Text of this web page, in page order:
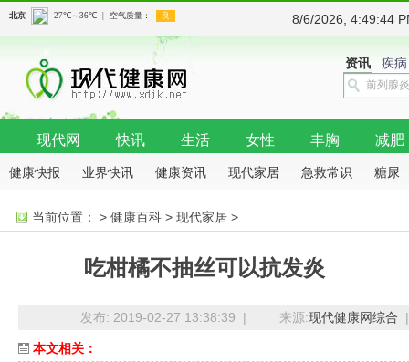
8/6/2026, 4:49:44
资讯 疾病
现代网 快讯 生活 女性 丰胸 减肥
健康快报 业界快讯 健康资讯 现代家居 急救常识 糖尿
抗癌
当前位置： > 健康百科 > 现代家居 >
吃柑橘不抽丝可以抗发炎
发布: 2019-02-27 13:38:39 | 来源:现代健康网综合 |
本文相关：